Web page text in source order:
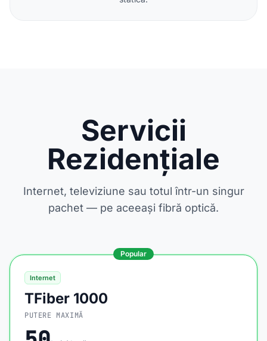
Servicii
Rezidențiale
Internet, televiziune sau totul într-un singur
pachet — pe aceeași fibră optică.
Popular
Internet
TFiber 1000
PUTERE MAXIMĂ